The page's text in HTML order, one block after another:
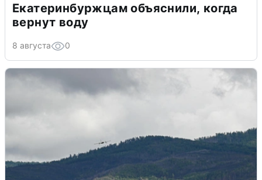
Екатеринбуржцам объяснили, когда
вернут воду
8 августа 0